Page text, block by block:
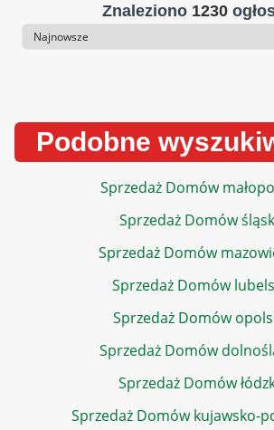
Znaleziono 1230
Sortowanie
Podobne
Sprzedaż Domów
Sprzedaż Domów
Sprzedaż Domów
Sprzedaż Domów
Sprzedaż Domów
Sprzedaż Domów
Sprzedaż Domów
Sprzedaż Domów kujawsko-